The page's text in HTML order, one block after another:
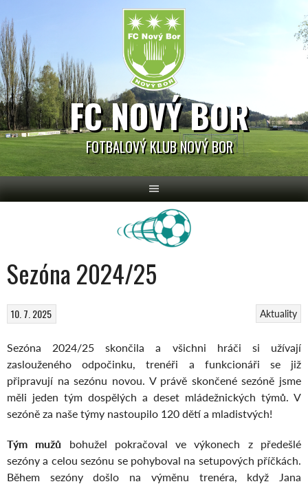
to
content
FC NOVÝ BOR
FOTBALOVÝ KLUB NOVÝ BOR
Sezóna 2024/25
Aktuality
10. 7. 2025
Sezóna 2024/25 skončila a všichni hráči si užívají
zaslouženého odpočinku, trenéři a funkcionáři se již
připravují na sezónu novou. V právě skončené sezóně jsme
měli jeden tým dospělých a deset mládežnických týmů. V
sezóně za naše týmy nastoupilo 120 dětí a mladistvých!
Tým mužů bohužel pokračoval ve výkonech z předešlé
sezóny a celou sezónu se pohyboval na setupových příčkách.
Během sezóny došlo na výměnu trenéra, když Jana